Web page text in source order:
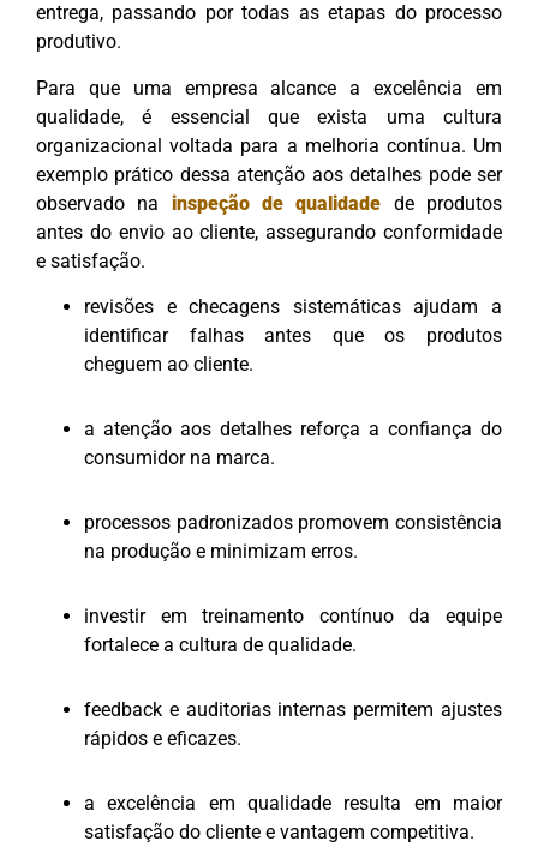
entrega, passando por todas as etapas do processo
produtivo.
Para que uma empresa alcance a excelência em
qualidade, é essencial que exista uma cultura
organizacional voltada para a melhoria contínua. Um
exemplo prático dessa atenção aos detalhes pode ser
observado na inspeção de qualidade de produtos
antes do envio ao cliente, assegurando conformidade
e satisfação.
revisões e checagens sistemáticas ajudam a
identificar falhas antes que os produtos
cheguem ao cliente.
a atenção aos detalhes reforça a confiança do
consumidor na marca.
processos padronizados promovem consistência
na produção e minimizam erros.
investir em treinamento contínuo da equipe
fortalece a cultura de qualidade.
feedback e auditorias internas permitem ajustes
rápidos e eficazes.
a excelência em qualidade resulta em maior
satisfação do cliente e vantagem competitiva.